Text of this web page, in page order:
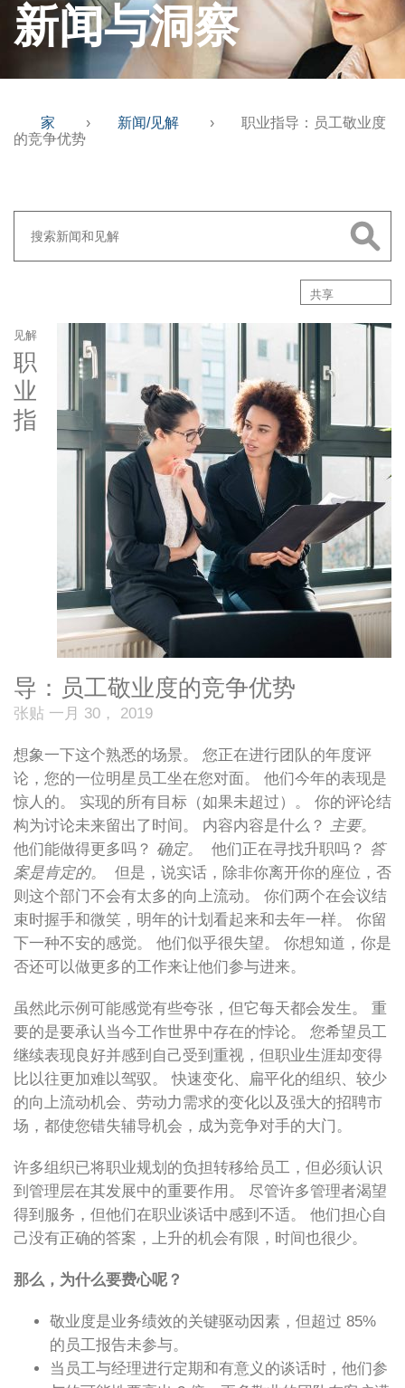
新闻与洞察
家 › 新闻/见解 ›
职业指导：员工敬业度
的竞争优势
共享
见解
职
业
指
导：员工敬业度的竞争优势
张贴 一月 30， 2019
想象一下这个熟悉的场景。 您正在进行团队的年度评
论，您的一位明星员工坐在您对面。 他们今年的表现是
惊人的。 实现的所有目标（如果未超过）。 你的评论结
构为讨论未来留出了时间。 内容内容是什么？
主要。
他们能做得更多吗？ 确定。 他们正在寻找升职吗？ 答
案是肯定的。
但是，说实话，除非你离开你的座位，否
则这个部门不会有太多的向上流动。 你们两个在会议结
束时握手和微笑，明年的计划看起来和去年一样。 你留
下一种不安的感觉。 他们似乎很失望。 你想知道，你是
否还可以做更多的工作来让他们参与进来。
虽然此示例可能感觉有些夸张，但它每天都会发生。 重
要的是要承认当今工作世界中存在的悖论。 您希望员工
继续表现良好并感到自己受到重视，但职业生涯却变得
比以往更加难以驾驭。 快速变化、扁平化的组织、较少
的向上流动机会、劳动力需求的变化以及强大的招聘市
场，都使您错失辅导机会，成为竞争对手的大门。
许多组织已将职业规划的负担转移给员工，但必须认识
到管理层在其发展中的重要作用。 尽管许多管理者渴望
得到服务，但他们在职业谈话中感到不适。 他们担心自
己没有正确的答案，上升的机会有限，时间也很少。
那么，为什么要费心呢？
敬业度是业务绩效的关键驱动因素，但超过 85%
的员工报告未参与。
当员工与经理进行定期和有意义的谈话时，他们参